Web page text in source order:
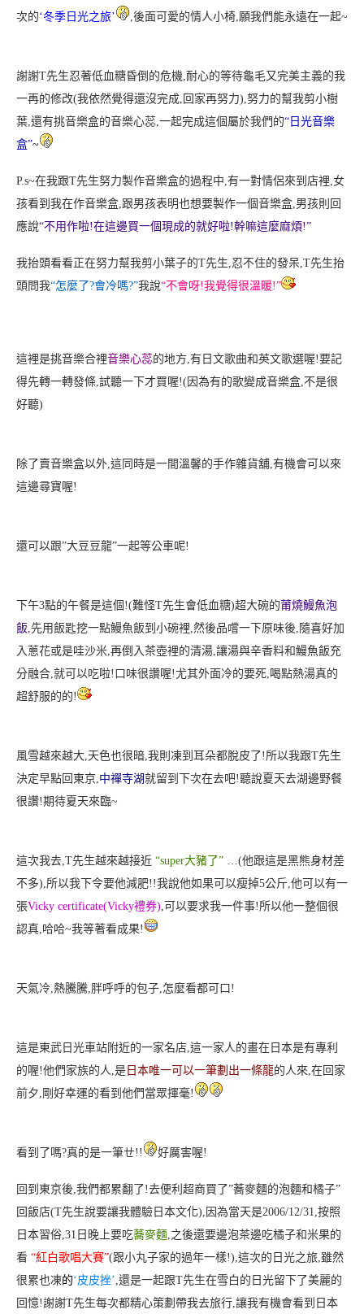
次的‘冬季日光之旅’ ,後面可愛的情人小椅,願我們能永遠在一起~
謝謝T先生忍著低血糖昏倒的危機,耐心的等待龜毛又完美主義的我
一再的修改(我依然覺得還沒完成,回家再努力),努力的幫我剪小樹
葉,還有挑音樂盒的音樂心蕊,一起完成這個屬於我們的“日光音樂
盒”~
P.s~在我跟T先生努力製作音樂盒的過程中,有一對情侶來到店裡,女
孩看到我在作音樂盒,跟男孩表明也想要製作一個音樂盒,男孩則回
應說“不用作啦!在這邊買一個現成的就好啦!幹嘛這麼麻煩!”
我抬頭看看正在努力幫我剪小葉子的T先生,忍不住的發呆,T先生抬
頭問我“怎麼了?會冷嗎?”我說“不會呀!我覺得很溫暖!”
這裡是挑音樂合裡音樂心蕊的地方,有日文歌曲和英文歌選喔!要記
得先轉一轉發條,試聽一下才買喔!(因為有的歌變成音樂盒,不是很
好聽)
除了賣音樂盒以外,這同時是一間溫馨的手作雜貨舖,有機會可以來
這邊尋寶喔!
還可以跟”大豆豆龍”一起等公車呢!
下午3點的午餐是這個!(難怪T先生會低血糖)超大碗的莆燒鰻魚泡
飯,先用飯匙挖一點鰻魚飯到小碗裡,然後品嚐一下原味後,隨喜好加
入蔥花或是哇沙米,再倒入茶壺裡的清湯,讓湯與辛香料和鰻魚飯充
分融合,就可以吃啦!口味很讚喔!尤其外面冷的要死,喝點熱湯真的
超舒服的的!
風雪越來越大,天色也很暗,我則凍到耳朵都脫皮了! 所以我跟T先生
決定早點回東京,中禪寺湖就留到下次在去吧!聽說夏天去湖邊野餐
很讚!期待夏天來臨~
這次我去,T先生越來越接近 “super大豬了” …(他跟這是黑熊身材差
不多),所以我下令要他減肥!!我說他如果可以瘦掉5公斤,他可以有一
張Vicky certificate(Vicky禮券),可以要求我一件事!所以他一整個很
認真,哈哈~我等著看成果!
天氣冷,熱騰騰,胖呼呼的包子,怎麼看都可口!
這是東武日光車站附近的一家名店,這一家人的畫在日本是有專利
的喔!他們家族的人,是 日本唯一可以一筆劃出一條龍的人來,在回家
前夕,剛好幸運的看到他們當眾揮毫!
看到了嗎?真的是一筆ㄝ!! 好厲害喔!
回到東京後,我們都累翻了!去便利超商買了”蕎麥麵的泡麵和橘子”
回飯店(T先生說要讓我體驗日本文化),因為當天是2006/12/31,按照
日本習俗,31日晚上要吃蕎麥麵,之後還要邊泡茶邊吃橘子和米果的
看 “紅白歌唱大賽”(跟小丸子家的過年一樣!),這次的日光之旅,雖然
很累也凍的‘皮皮挫’,還是一起跟T先生在雪白的日光留下了美麗的
回憶!謝謝T先生每次都精心策劃帶我去旅行,讓我有機會看到日本